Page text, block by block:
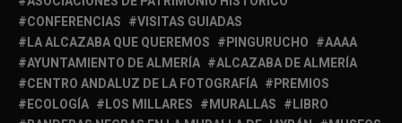
CONFERENCIAS
VISITAS GUIADAS
LA ALCAZABA QUE QUEREMOS
PINGURUCHO
AAAA
AYUNTAMIENTO DE ALMERÍA
ALCAZABA DE ALMERÍA
CENTRO ANDALUZ DE LA FOTOGRAFÍA
PREMIOS
ECOLOGÍA
LOS MILLARES MURALLAS
LIBRO